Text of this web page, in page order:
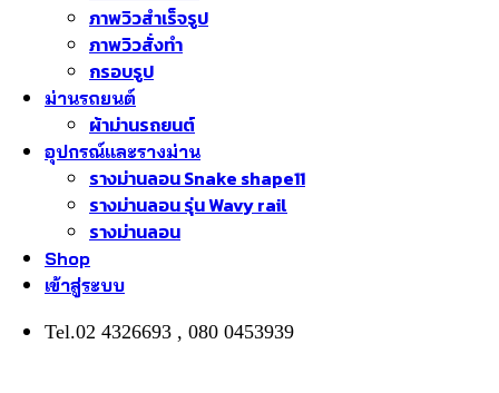
ภาพวิวสำเร็จรูป
ภาพวิวสั่งทำ
กรอบรูป
ม่านรถยนต์
ผ้าม่านรถยนต์
อุปกรณ์และรางม่าน
รางม่านลอน Snake shape11
รางม่านลอน รุ่น Wavy rail
รางม่านลอน
Shop
เข้าสู่ระบบ
Tel.02 4326693 , 080 0453939